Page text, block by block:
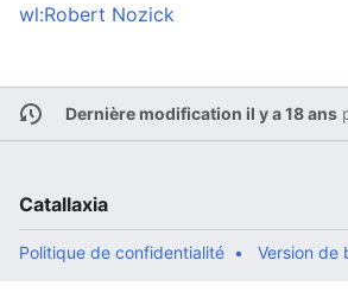
wl:Robert Nozick
Dernière modification il y a 18 ans
Catallaxia
Politique de confidentialité Version de